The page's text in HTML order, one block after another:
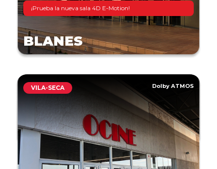
¡Prueba la nueva sala 4D E-Motion!
BLANES
VILA-SECA Dolby ATMOS